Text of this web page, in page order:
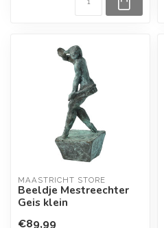
MAASTRICHT STORE
Beeldje Mestreechter
Geis klein
€89,99